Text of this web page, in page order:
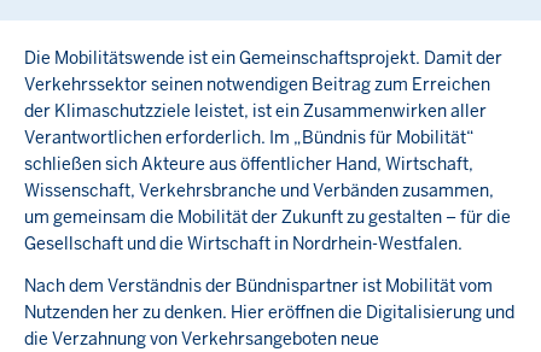
Die Mobilitätswende ist ein Gemeinschaftsprojekt. Damit der
Verkehrssektor seinen notwendigen Beitrag zum Erreichen
der Klimaschutzziele leistet, ist ein Zusammenwirken aller
Verantwortlichen erforderlich. Im „Bündnis für Mobilität“
schließen sich Akteure aus öffentlicher Hand, Wirtschaft,
Wissenschaft, Verkehrsbranche und Verbänden zusammen,
um gemeinsam die Mobilität der Zukunft zu gestalten – für die
Gesellschaft und die Wirtschaft in Nordrhein-Westfalen.
Nach dem Verständnis der Bündnispartner ist Mobilität vom
Nutzenden her zu denken. Hier eröffnen die Digitalisierung und
die Verzahnung von Verkehrsangeboten neue